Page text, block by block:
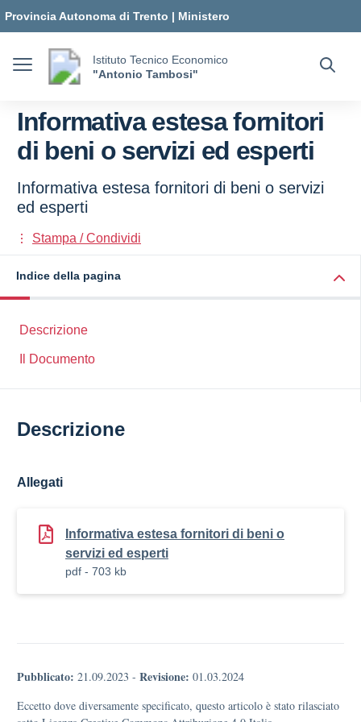
Provincia Autonoma di Trento | Ministero
dell'Istruzione e del Merito
Istituto Tecnico Economico
"Antonio Tambosi"
Informativa estesa fornitori
di beni o servizi ed esperti
Informativa estesa fornitori di beni o servizi
ed esperti
Stampa / Condividi
Indice della pagina
Descrizione
Il Documento
Descrizione
Allegati
Informativa estesa fornitori di beni o
servizi ed esperti
pdf - 703 kb
Pubblicato: 21.09.2023 - Revisione: 01.03.2024
Eccetto dove diversamente specificato, questo articolo è stato rilasciato